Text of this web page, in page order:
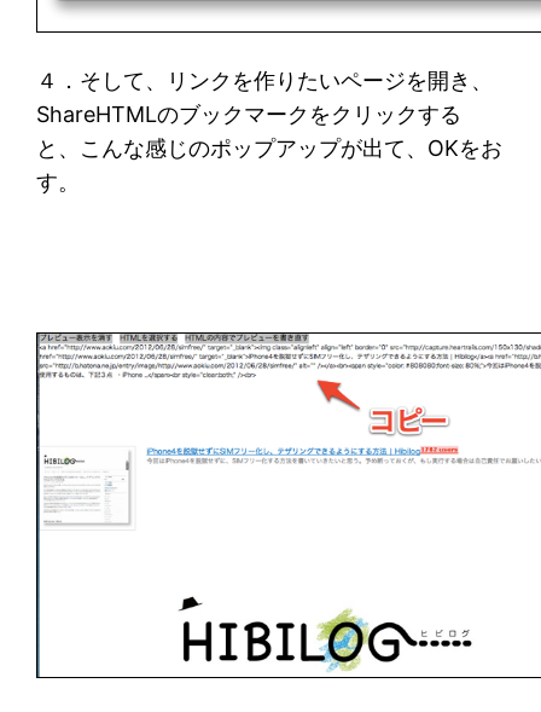
４．そして、リンクを作りたいページを開き、
ShareHTMLのブックマークをクリックする
と、こんな感じのポップアップが出て、OKをお
す。